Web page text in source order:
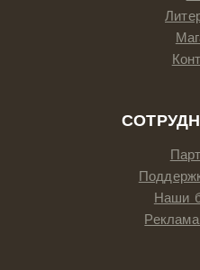
Наши